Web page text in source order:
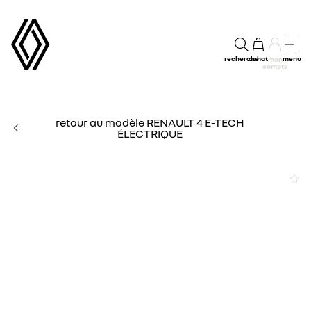
rechercheachatmon
compte
menu
retour au modèle RENAULT 4 E-TECH
ÉLECTRIQUE